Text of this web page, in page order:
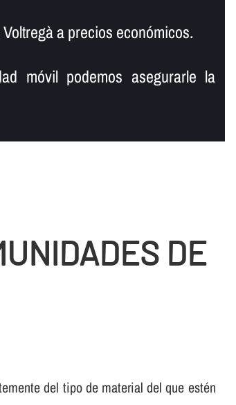
a precios económicos.
móvil podemos asegurarle la
DE
del tipo de material del que estén